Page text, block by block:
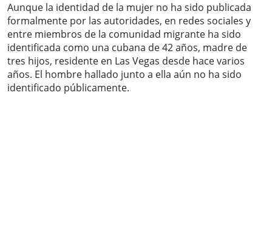
Aunque la identidad de la mujer no ha sido publicada
formalmente por las autoridades, en redes sociales y
entre miembros de la comunidad migrante ha sido
identificada como una cubana de 42 años, madre de
tres hijos, residente en Las Vegas desde hace varios
años. El hombre hallado junto a ella aún no ha sido
identificado públicamente.